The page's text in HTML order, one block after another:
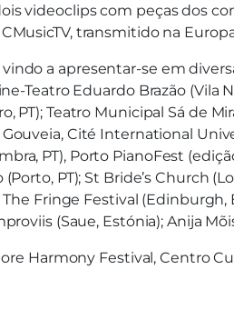
videoclips com peças dos
transmitido na
a apresentar-se em
Teatro Eduardo Brazão (Vila
PT); Teatro Municipal Sá de
Cité International
PT), Porto PianoFest
PT); St Bride’s Church
Fringe Festival
(Saue, Estónia); Anija
Harmony Festival, Centro